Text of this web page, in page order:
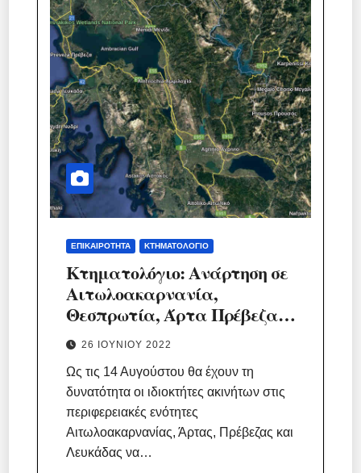
ΕΠΙΚΑΙΡΌΤΗΤΑ ΚΤΗΜΑΤΟΛΌΓΙΟ
Κτηματολόγιο: Ανάρτηση σε
Αιτωλοακαρνανία,
Θεσπρωτία, Άρτα Πρέβεζα,
Λευκάδα
26 ΙΟΥΝΊΟΥ 2022
Ως τις 14 Αυγούστου θα έχουν τη
δυνατότητα οι ιδιοκτήτες ακινήτων στις
περιφερειακές ενότητες
Αιτωλοακαρνανίας, Άρτας, Πρέβεζας και
Λευκάδας να…